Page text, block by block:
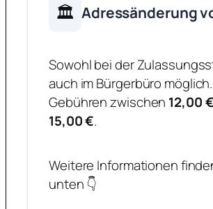
🏛️ Adressänderung
Sowohl bei der
auch im Bürgerbüro möglich.
Gebühren zwischen 12,00
15,00 €.
Weitere Informationen
unten 👇